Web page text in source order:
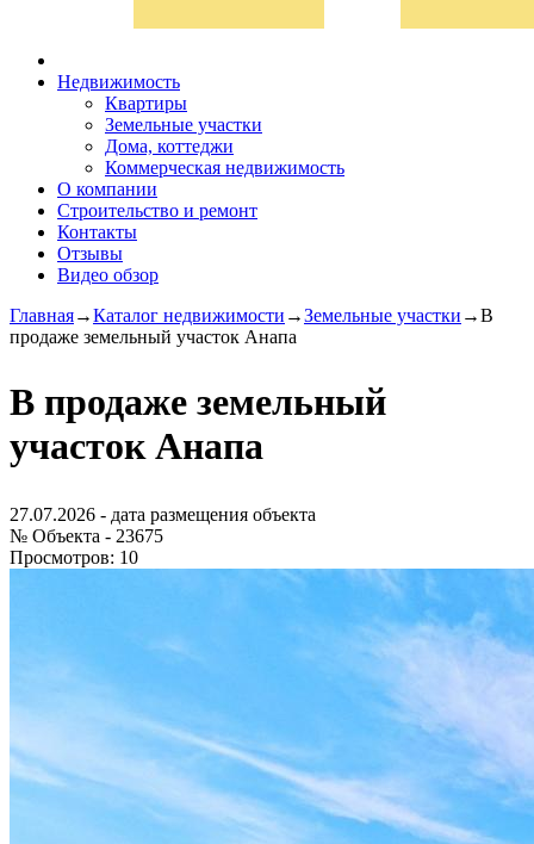
Недвижимость
Квартиры
Земельные участки
Дома, коттеджи
Коммерческая недвижимость
О компании
Строительство и ремонт
Контакты
Отзывы
Видео обзор
Главная→Каталог недвижимости →Земельные участки →В
продаже земельный участок Анапа
В продаже земельный
участок Анапа
27.07.2026 - дата размещения объекта
№ Объекта - 23675
Просмотров: 10